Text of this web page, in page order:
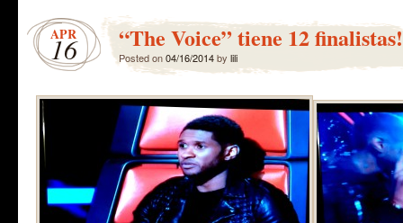
APR
16 “The Voice” tiene 12 finalistas!
Posted on04/16/2014by lili